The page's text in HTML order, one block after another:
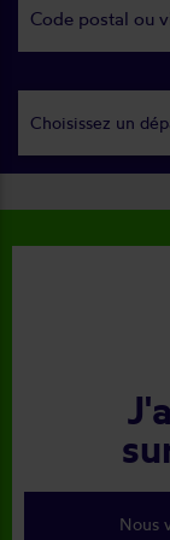
Choisissez un
Nous